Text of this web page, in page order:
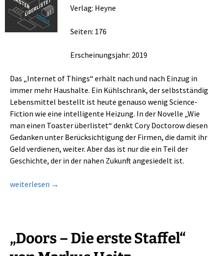
Verlag: Heyne
Seiten: 176
Erscheinungsjahr: 2019
Das „Internet of Things“ erhält nach und nach Einzug in
immer mehr Haushalte. Ein Kühlschrank, der selbstständig
Lebensmittel bestellt ist heute genauso wenig Science-
Fiction wie eine intelligente Heizung. In der Novelle „Wie
man einen Toaster überlistet“ denkt Cory Doctorow diesen
Gedanken unter Berücksichtigung der Firmen, die damit ihr
Geld verdienen, weiter. Aber das ist nur die ein Teil der
Geschichte, der in der nahen Zukunft angesiedelt ist.
Wie man einen Toaster überlistet
weiterlesen →
„Doors – Die erste Staffel“